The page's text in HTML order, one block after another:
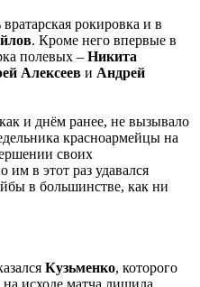
рокировка и в
. Кроме него впервые в
полевых – Никита
Алексеев и Андрей
и днём ранее, не вызывало
красноармейцы на
своих
в этот раз удавался
в большинстве, как ни
Кузьменко, которого
исходе матча лишила…